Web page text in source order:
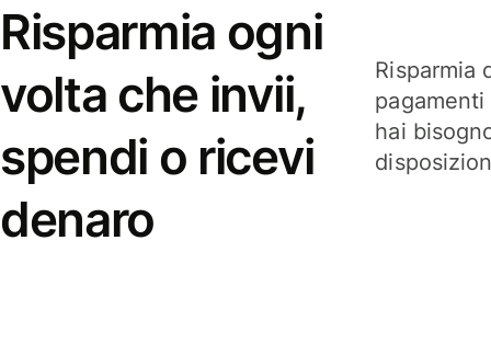
Risparmia ogni
volta che invii,
spendi o ricevi
denaro
Risparmia
hai